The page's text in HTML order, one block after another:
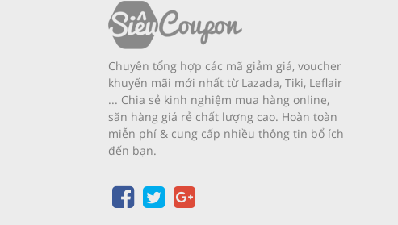
Chuyên tổng hợp các mã giảm giá, voucher
khuyến mãi mới nhất từ Lazada, Tiki, Leflair
... Chia sẻ kinh nghiệm mua hàng online,
săn hàng giá rẻ chất lượng cao. Hoàn toàn
miễn phí & cung cấp nhiều thông tin bổ ích
đến bạn.